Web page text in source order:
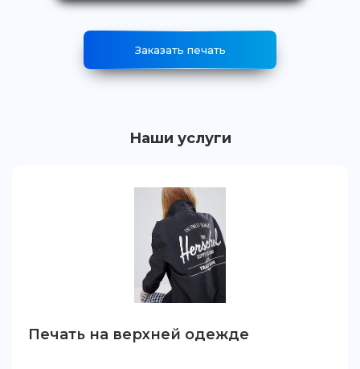
Заказать печать
Наши услуги
Печать на верхней одежде